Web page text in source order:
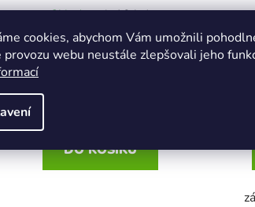
cookies, abychom Vám umožnili
provozu webu neustále zlepšovali jeho
Skladem(>10 ks)
533 Kč bez DPH
645 Kč/ ks
706 Kč
DO KOŠÍKU